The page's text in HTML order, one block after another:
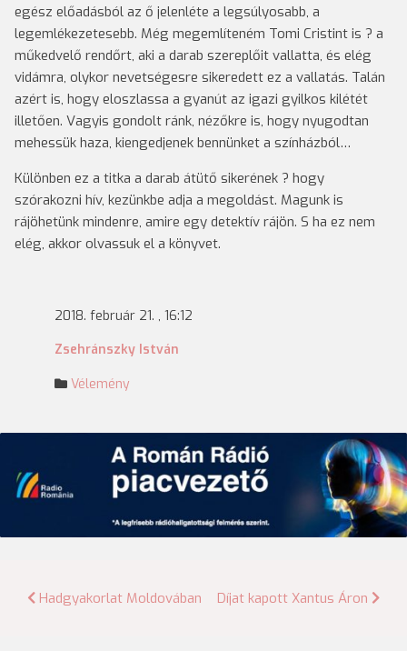
egész előadásból az ő jelenléte a legsúlyosabb, a
legemlékezetesebb. Még megemlíteném Tomi Cristint is ? a
műkedvelő rendőrt, aki a darab szereplőit vallatta, és elég
vidámra, olykor nevetségesre sikeredett ez a vallatás. Talán
azért is, hogy eloszlassa a gyanút az igazi gyilkos kilétét
illetően. Vagyis gondolt ránk, nézőkre is, hogy nyugodtan
mehessük haza, kiengedjenek bennünket a színházból…
Különben ez a titka a darab átütő sikerének ? hogy
szórakozni hív, kezünkbe adja a megoldást. Magunk is
rájöhetünk mindenre, amire egy detektív rájön. S ha ez nem
elég, akkor olvassuk el a könyvet.
2018. február 21. , 16:12
Zsehránszky István
Vélemény
Bejegyzés
Hadgyakorlat Moldovában Díjat kapott Xantus Áron